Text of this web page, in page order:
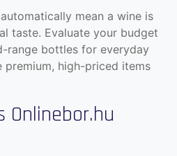
mean a wine is
taste. Evaluate your budget
range bottles for everyday
premium, high-priced items
Onlinebor.hu